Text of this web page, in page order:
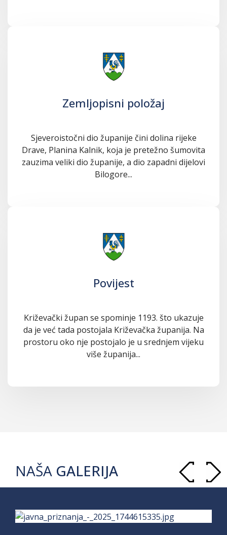
Zemljopisni položaj
Sjeveroistočni dio županije čini dolina rijeke
Drave, Planina Kalnik, koja je pretežno šumovita
zauzima veliki dio županije, a dio zapadni dijelovi
Bilogore...
Povijest
Križevački župan se spominje 1193. što ukazuje
da je već tada postojala Križevačka županija. Na
prostoru oko nje postojalo je u srednjem vijeku
više županija...
NAŠA GALERIJA